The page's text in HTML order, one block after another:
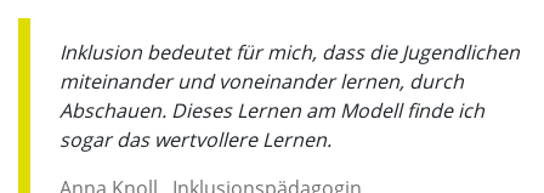
Inklusion bedeutet für mich, dass die Jugendlichen
miteinander und voneinander lernen, durch
Abschauen. Dieses Lernen am Modell finde ich
sogar das wertvollere Lernen.